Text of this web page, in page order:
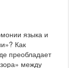
языка и
Как
преобладает
между